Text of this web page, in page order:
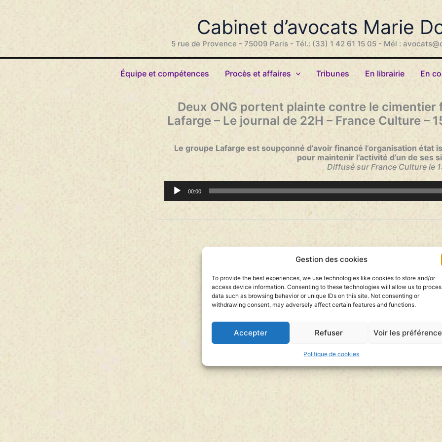
Gestion des cookies
To provide the best experiences, we use technologies like cookies to store and/or
access device information. Consenting to these technologies will allow us to
data such as browsing behavior or unique IDs on this site. Not consenting or
withdrawing consent, may adversely affect certain features and functions.
Accepter Refuser Voir les
Politique de cookies
Aller
Cabinet d’avocats Marie
5 rue de Provence - 75009 Paris - Tél.: (33) 1 42 61 15 05 - Mél :
Équipe et compétences Procès et affaires Tribunes En librairie En
Deux ONG portent plainte contre le cimentier
Lafarge – Le journal de 22H – France Culture –
Le groupe Lafarge est soupçonné d’avoir financé l’organisation état
pour maintenir l’activité d’un de ses
Diffusé sur France Culture le
Lecteur
audio
00:00